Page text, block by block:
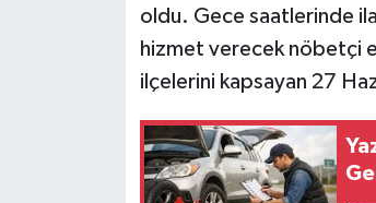
oldu. Gece saatlerinde
hizmet verecek nöbetçi
ilçelerini kapsayan 27